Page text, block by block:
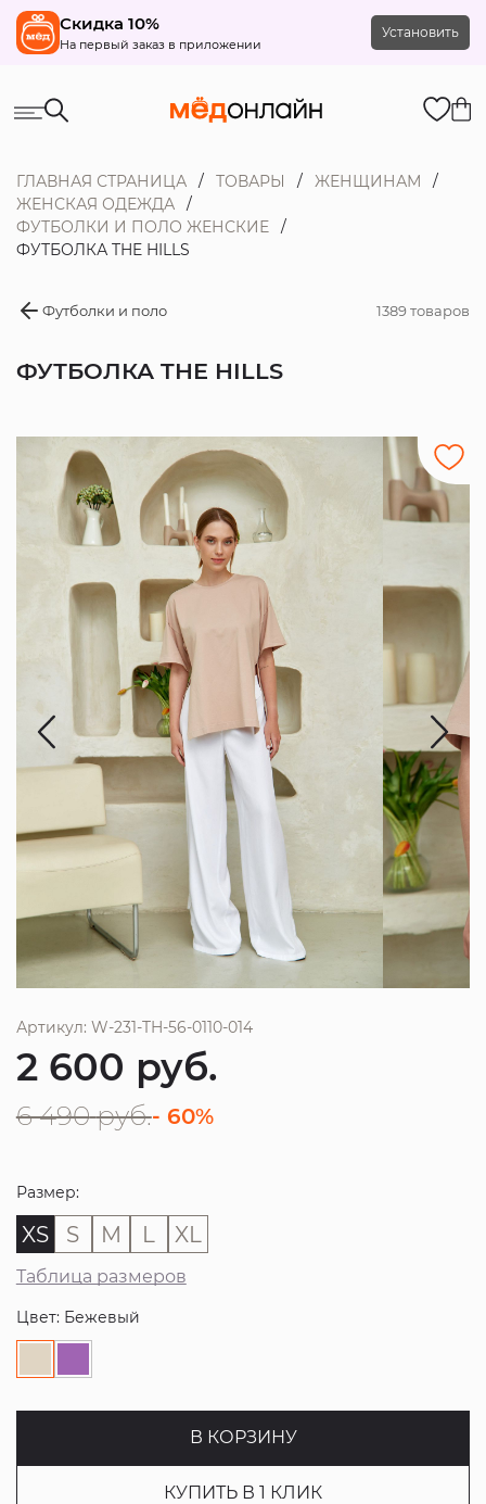
Скидка 10%
На первый заказ в приложении
Установить
ГЛАВНАЯ СТРАНИЦА ТОВАРЫ
ЖЕНЩИНАМ
ЖЕНСКАЯ ОДЕЖДА
ФУТБОЛКИ И ПОЛО ЖЕНСКИЕ
ФУТБОЛКА THE HILLS
Футболки и поло 1389 товаров
ФУТБОЛКА THE HILLS
Артикул: W-231-TH-56-0110-014
2 600 руб.
6 490 руб.- 60%
Размер:
XS S M L XL
Таблица размеров
Цвет: Бежевый
В КОРЗИНУ
КУПИТЬ В 1 КЛИК